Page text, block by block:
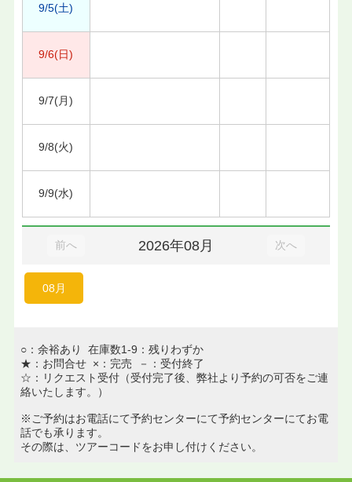
9/5(土)
9/6(日)
9/7(月)
9/8(火)
9/9(水)
前へ 2026年08月 次へ
08月
○：余裕あり 在庫数1-9：残りわずか
★：お問合せ ×：完売 －：受付終了
☆：リクエスト受付（受付完了後、弊社より予約の可否をご連
絡いたします。）
※ご予約はお電話にて予約センターにて予約センターにてお電
話でも承ります。
その際は、ツアーコードをお申し付けください。